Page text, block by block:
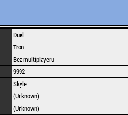
Duel
Tron
Bez multiplayeru
9992
Skyle
(Unknown)
(Unknown)